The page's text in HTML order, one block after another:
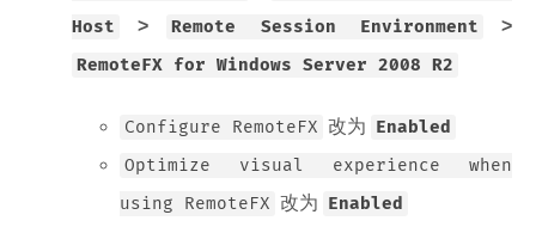
Host
> Remote Session Environment
>
RemoteFX for Windows Server 2008 R2
Configure RemoteFX 改为 Enabled
Optimize visual experience when
using RemoteFX 改为 Enabled